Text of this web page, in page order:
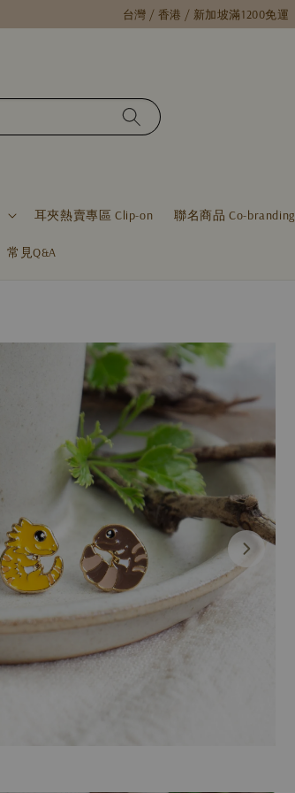
台灣 / 香港 / 新加坡滿1200免運
耳夾熱賣專區 Clip-on 聯名商品 Co-branding
常見Q&A